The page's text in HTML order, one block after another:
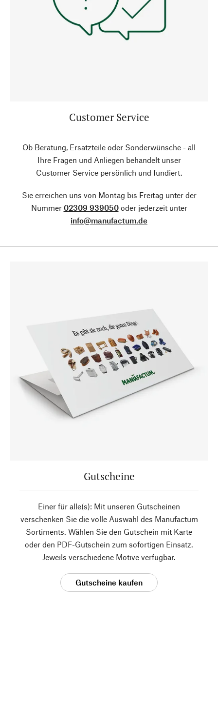
Customer Service
Ob Beratung, Ersatzteile oder Sonderwünsche - all
Ihre Fragen und Anliegen behandelt unser
Customer Service persönlich und fundiert.
Sie erreichen uns von Montag bis Freitag unter der
Nummer 02309 939050oder jederzeit unter
info@manufactum.de
Gutscheine
Einer für alle(s): Mit unseren Gutscheinen
verschenken Sie die volle Auswahl des Manufactum
Sortiments. Wählen Sie den Gutschein mit Karte
oder den PDF-Gutschein zum sofortigen Einsatz.
Jeweils verschiedene Motive verfügbar.
Gutscheine kaufen